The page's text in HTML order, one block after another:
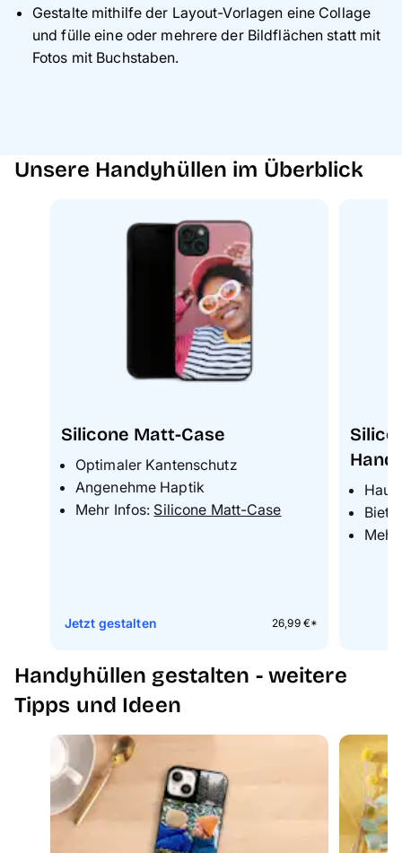
Gestalte mithilfe der Layout-Vorlagen eine Collage
und fülle eine oder mehrere der Bildflächen statt mit
Fotos mit Buchstaben.
Unsere Handyhüllen im Überblick
Silicone Matt-Case
Optimaler Kantenschutz
Angenehme Haptik
Mehr Infos: Silicone Matt-Case
26,99 €*
Jetzt gestalten
Handyhüllen gestalten - weitere
Tipps und Ideen